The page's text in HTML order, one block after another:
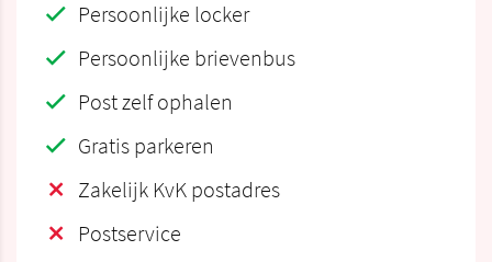
Persoonlijke locker
Persoonlijke brievenbus
Post zelf ophalen
Gratis parkeren
Zakelijk KvK postadres
Postservice